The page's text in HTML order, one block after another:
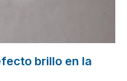
brillo en la